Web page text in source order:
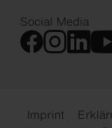
Social Media
Imprint